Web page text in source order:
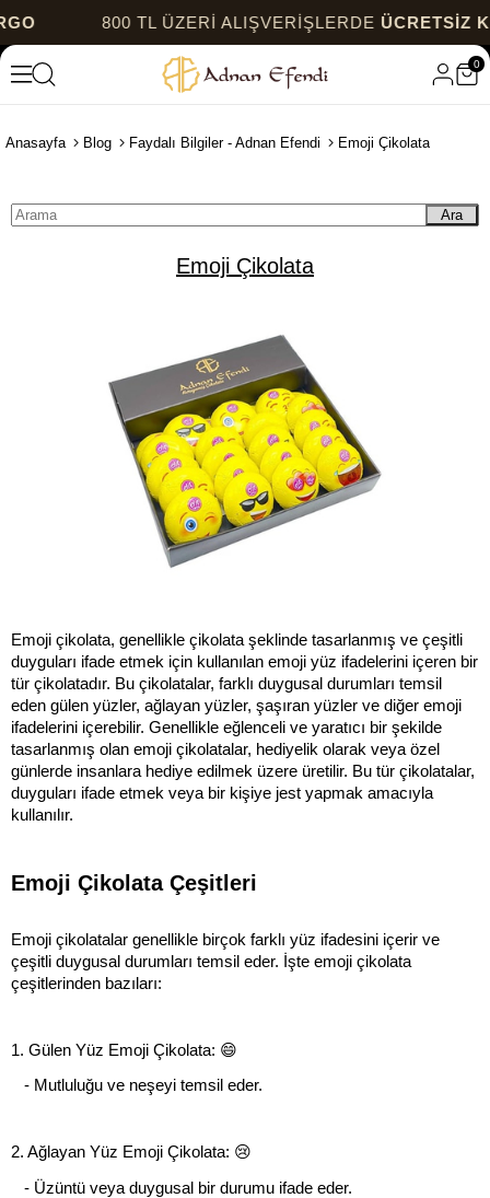
800 TL ÜZERİ ALIŞVERİŞLERDEÜCRETSİZ
0
Anasayfa Blog Faydalı Bilgiler - Adnan Efendi Emoji Çikolata
Ara
Emoji Çikolata
Emoji çikolata, genellikle çikolata şeklinde tasarlanmış ve çeşitli
duyguları ifade etmek için kullanılan emoji yüz ifadelerini içeren bir
tür çikolatadır. Bu çikolatalar, farklı duygusal durumları temsil
eden gülen yüzler, ağlayan yüzler, şaşıran yüzler ve diğer emoji
ifadelerini içerebilir. Genellikle eğlenceli ve yaratıcı bir şekilde
tasarlanmış olan emoji çikolatalar, hediyelik olarak veya özel
günlerde insanlara hediye edilmek üzere üretilir. Bu tür çikolatalar,
duyguları ifade etmek veya bir kişiye jest yapmak amacıyla
kullanılır.
Emoji Çikolata Çeşitleri
Emoji çikolatalar genellikle birçok farklı yüz ifadesini içerir ve
çeşitli duygusal durumları temsil eder. İşte emoji çikolata
çeşitlerinden bazıları:
1. Gülen Yüz Emoji Çikolata: 😄
- Mutluluğu ve neşeyi temsil eder.
2. Ağlayan Yüz Emoji Çikolata: 😢
- Üzüntü veya duygusal bir durumu ifade eder.